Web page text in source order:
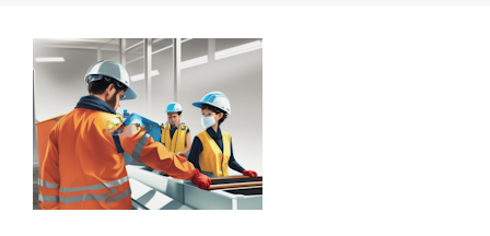
Новости компании
Мировые новости
О нас
Контакты
Оставить заявку